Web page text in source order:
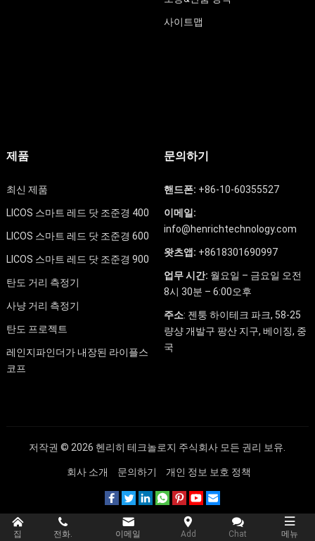
사이트맵
제품
최신 제품
LICOS 스마트 레드 닷 조준경 400
LICOS 스마트 레드 닷 조준경 600
LICOS 스마트 레드 닷 조준경 900
탄도 거리 측정기
사냥 거리 측정기
탄도 프로젝트
레인지파인더가 내장된 라이플스
코프
문의하기
핸드폰: +86-10-60355527
이메일:
info@henrichtechnology.com
왓츠앱: +8618301690997
업무 시간: 월요일 – 금요일 오전
8시 30분 – 6:00오후
주소: 젠퉁 하이테크 파크, 58-25
량샹 개발구 팡산 지구, 베이징, 중
국
저작권 © 2026 헨리히 테크놀로지 주식회사 모든 권리 보유.
회사 소개 문의하기 개인 정보 보호 정책
집 전화. 이메일
Add
Chat 메뉴